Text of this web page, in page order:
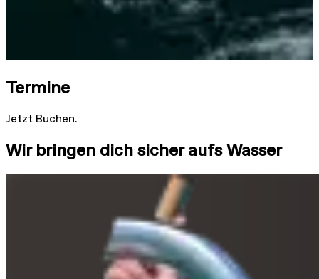
Termine
Jetzt Buchen.
Wir bringen dich sicher aufs Wasser